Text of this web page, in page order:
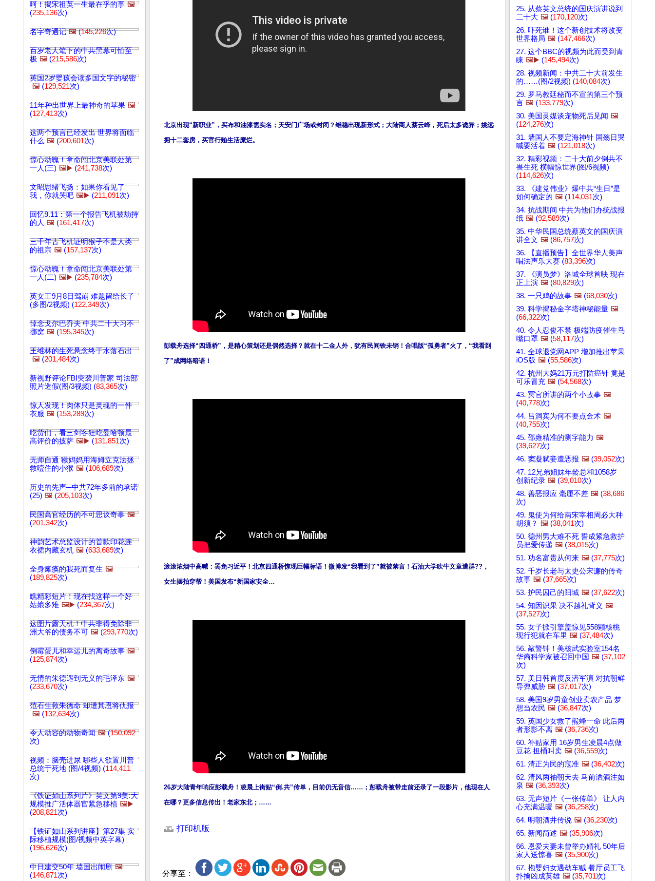
呵！揭宋祖英一生最在乎的事 🖼️
(235,136次)
名字奇遇记 🖼️(145,226次)
百岁老人笔下的中共黑幕可怕至
极 🖼️ (215,586次)
英国2岁婴孩会读多国文字的秘密
🖼️ (129,521次)
11年种出世界上最神奇的苹果 🖼️
(127,413次)
这两个预言已经发出 世界将面临
什么 🖼️ (200,601次)
惊心动魄！拿命闯北京美联处第
一人(三) 🖼️▶️ (241,738次)
文昭思绪飞扬：如果你看见了
我，你就哭吧 🖼️▶️ (211,091次)
回忆9.11：第一个报告飞机被劫持
的人 🖼️ (161,417次)
三千年古飞机证明猴子不是人类
的祖宗 🖼️ (157,137次)
惊心动魄！拿命闯北京美联处第
一人(二) 🖼️▶️ (235,784次)
英女王9月8日驾崩 难题留给长子
(多图/2视频) (122,349次)
悼念戈尔巴乔夫 中共二十大习不
挪窝 🖼️ (195,345次)
王维林的生死悬念终于水落石出
🖼️ (201,484次)
新视野评论FBI突袭川普家 司法部
照片造假(图/3视频) (83,365次)
惊人发现！肉体只是灵魂的一件
衣服 🖼️ (153,289次)
吃货们，看三剑客狂吃曼哈顿最
高评价的披萨 🖼️▶️ (131,851次)
无师自通 猴妈妈用海姆立克法拯
救噎住的小猴 🖼️ (106,689次)
历史的先声─中共72年多前的承诺
(25) 🖼️ (205,103次)
民国高官经历的不可思议奇事 🖼️
(201,342次)
神韵艺术总监设计的首款印花连
衣裙内藏玄机 🖼️ (633,689次)
全身瘫痪的我死而复生 🖼️
(189,825次)
瞧精彩短片！现在找这样一个好
姑娘多难 🖼️▶️ (234,367次)
这图片露天机！中共非得免除非
洲大爷的债务不可 🖼️ (293,770次)
倒霉蛋儿和幸运儿的离奇故事 🖼️
(125,874次)
无情的朱德遇到无义的毛泽东 🖼️
(233,670次)
范石生救朱德命 却遭其恩将仇报
🖼️ (132,634次)
令人动容的动物奇闻 🖼️(150,092
次)
视频：脑壳进尿 哪些人欲置川普
总统于死地 (图/4视频) (114,411
次)
《铁证如山系列片》英文第9集:大
规模推广活体器官紧急移植 🖼️▶️
(208,821次)
【铁证如山系列讲座】第27集 实
际移植规模(图/视频中英字幕)
(196,626次)
中日建交50年 墙国出闹剧 🖼️
(146,871次)
北京出现“新职业”，买布和油漆需实名；天安门广场或封闭？维稳出现新形式；大陆商人蔡云峰，死后太多诡异；姚远
拥十二套房，买官行贿生活糜烂。
彭载舟选择“四通桥”，是精心策划还是偶然选择？就在十二金人外，犹有民间铁未销！合唱版“孤勇者”火了，“我看到
了”成网络暗语！
滚滚浓烟中高喊：罢免习近平！北京四通桥惊现巨幅标语！微博发“我看到了”就被禁言！石油大学吹牛文章遭群??，
女生摆拍穿帮！美国发布“新国家安全…
26岁大陆青年响应彭载舟！凌晨上街贴“倒.共”传单，目前仍无音信……；彭载舟被带走前还录了一段影片，他现在人
在哪？更多信息传出！老家东北；……
打印机版
分享至：
25. 从蔡英文总统的国庆演讲说到
二十大 🖼️ (170,120次)
26. 吓死谁！这个新创技术将改变
世界格局 🖼️ (147,466次)
27. 这个BBC的视频为此而受到青
睐 🖼️▶️ (145,494次)
28. 视频新闻：中共二十大前发生
的……(图/2视频) (140,084次)
29. 罗马教廷秘而不宣的第三个预
言 🖼️ (133,779次)
30. 美国灵媒谈宠物死后见闻 🖼️
(124,276次)
31. 墙国人不要定海神针 国殇日哭
喊要活着 🖼️ (121,018次)
32. 精彩视频：二十大前夕倒共不
畏生死 横幅惊世界(图/6视频)
(114,626次)
33. 《建党伟业》爆中共“生日”是
如何确定的 🖼️ (114,031次)
34. 抗战期间 中共为他们办统战报
纸 🖼️ (92,589次)
35. 中华民国总统蔡英文的国庆演
讲全文 🖼️ (86,757次)
36. 【直播预告】全世界华人美声
唱法声乐大赛 (83,396次)
37. 《演员梦》洛城全球首映 现在
正上演 🖼️ (80,829次)
38. 一只鸡的故事 🖼️ (68,030次)
39. 科学揭秘金字塔神秘能量 🖼️
(66,322次)
40. 令人忍俊不禁 极端防疫催生鸟
嘴口罩 🖼️ (58,117次)
41. 全球退党网APP 增加推出苹果
iOS版 🖼️ (55,586次)
42. 杭州大妈21万元打防癌针 竟是
可乐冒充 🖼️ (54,568次)
43. 冥官所讲的两个小故事 🖼️
(40,778次)
44. 吕洞宾为何不要点金术 🖼️
(40,755次)
45. 邵雍精准的测字能力 🖼️
(39,627次)
46. 窦凝弑妾遭恶报 🖼️ (39,052次)
47. 12兄弟姐妹年龄总和1058岁
创新纪录 🖼️ (39,010次)
48. 善恶报应 毫厘不差 🖼️ (38,686
次)
49. 鬼使为何给南宋宰相周必大种
胡须？ 🖼️ (38,041次)
50. 德州男大难不死 誓成紧急救护
员把爱传递 🖼️ (38,015次)
51. 功名富贵从何来 🖼️ (37,775次)
52. 千岁长老与太史公宋濂的传奇
故事 🖼️ (37,665次)
53. 护民囚己的阳城 🖼️ (37,622次)
54. 知因识果 决不越礼背义 🖼️
(37,527次)
55. 女子掀引擎盖惊见558颗核桃
现行犯就在车里 🖼️ (37,484次)
56. 敲警钟！美核武实验室154名
华裔科学家被召回中国 🖼️ (37,102
次)
57. 美日韩首度反潜军演 对抗朝鲜
导弹威胁 🖼️ (37,017次)
58. 美国9岁男童创业卖农产品 梦
想当农民 🖼️ (36,847次)
59. 英国少女救了熊蜂一命 此后两
者形影不离 🖼️ (36,736次)
60. 补贴家用 16岁男生凌晨4点做
豆花 担桶叫卖 🖼️ (36,559次)
61. 清正为民的寇准 🖼️ (36,402次)
62. 清风两袖朝天去 马前洒酒注如
泉 🖼️ (36,393次)
63. 无声短片《一张传单》 让人内
心充满温暖 🖼️ (36,258次)
64. 明朝酒井传说 🖼️ (36,230次)
65. 新闻简述 🖼️ (35,906次)
66. 恩爱夫妻未曾举办婚礼 50年后
家人送惊喜 🖼️ (35,900次)
67. 抱婴妇女遇劫车贼 餐厅员工飞
扑擒凶成英雄 🖼️ (35,701次)